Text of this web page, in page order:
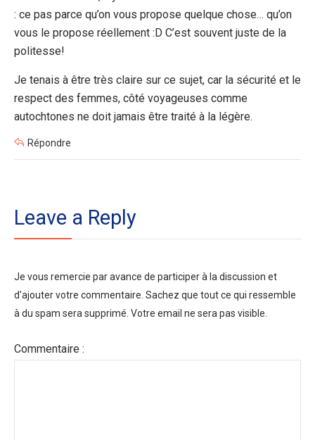
: ce pas parce qu’on vous propose quelque chose… qu’on
vous le propose réellement :D C’est souvent juste de la
politesse!
Je tenais à être très claire sur ce sujet, car la sécurité et le
respect des femmes, côté voyageuses comme
autochtones ne doit jamais être traité à la légère.
Répondre
Leave a Reply
Je vous remercie par avance de participer à la discussion et
d'ajouter votre commentaire. Sachez que tout ce qui ressemble
à du spam sera supprimé. Votre email ne sera pas visible.
Commentaire :